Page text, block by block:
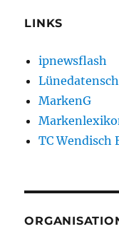
LINKS
ipnewsflash
MarkenG
TC Wendisch